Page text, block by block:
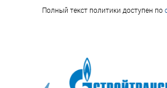
Полный текст политики доступен по